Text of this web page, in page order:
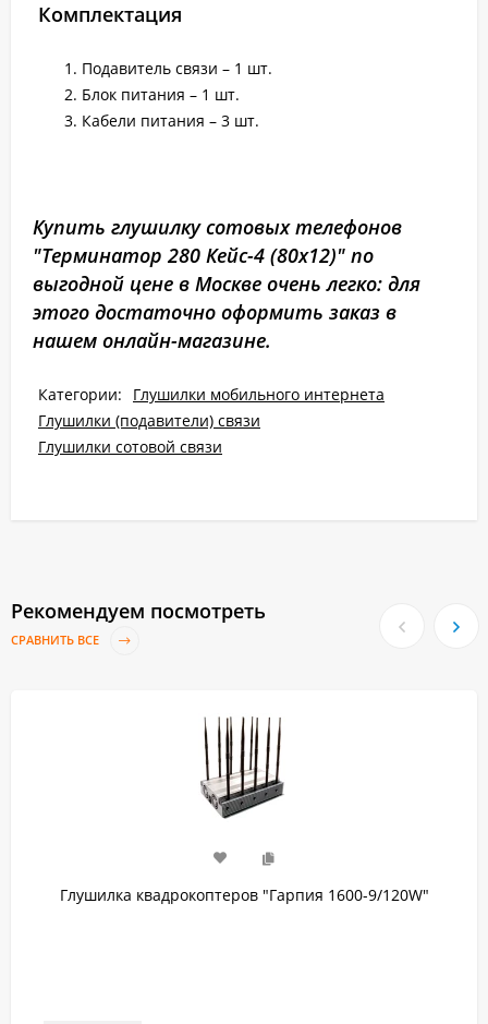
Комплектация
Подавитель связи – 1 шт.
Блок питания – 1 шт.
Кабели питания – 3 шт.
Купить глушилку сотовых телефонов
"Терминатор 280 Кейс-4 (80х12)" по
выгодной цене в Москве очень легко: для
этого достаточно оформить заказ в
нашем онлайн-магазине.
Категории:
Глушилки мобильного интернета
Глушилки (подавители) связи
Глушилки сотовой связи
Рекомендуем посмотреть
СРАВНИТЬ ВСЕ
Глушилка квадрокоптеров "Гарпия 1600-9/120W"